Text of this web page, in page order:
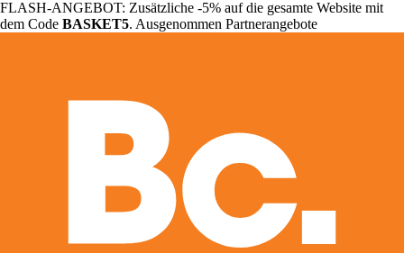
FLASH-ANGEBOT: Zusätzliche -5% auf die gesamte Website mit
dem Code BASKET5. Ausgenommen Partnerangebote